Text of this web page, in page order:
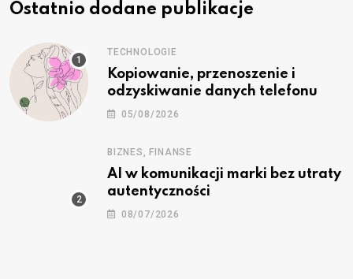
Ostatnio dodane publikacje
TECHNOLOGIE
Kopiowanie, przenoszenie i
odzyskiwanie danych telefonu
05/08/2026
BIZNES, FINANSE
AI w komunikacji marki bez utraty
autentyczności
08/07/2026